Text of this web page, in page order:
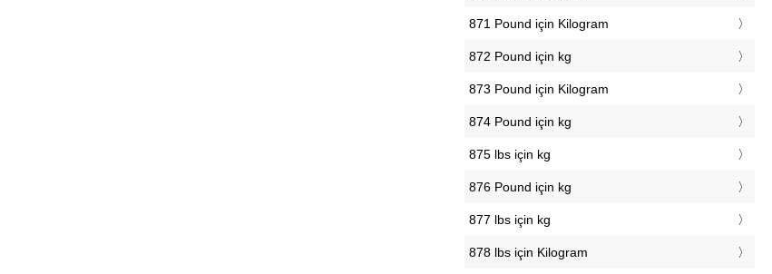
871 Pound için Kilogram
872 Pound için kg
873 Pound için Kilogram
874 Pound için kg
875 lbs için kg
876 Pound için kg
877 lbs için kg
878 lbs için Kilogram